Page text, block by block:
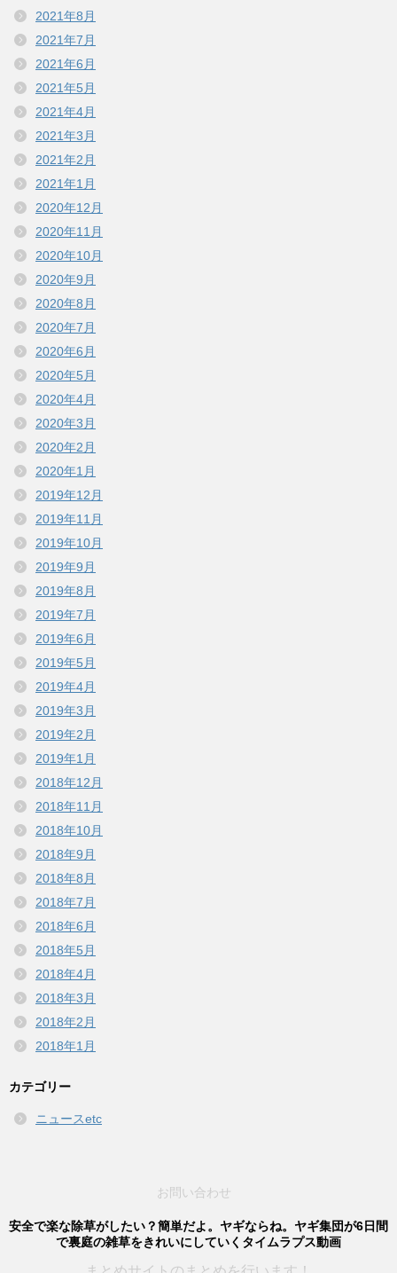
2021年8月
2021年7月
2021年6月
2021年5月
2021年4月
2021年3月
2021年2月
2021年1月
2020年12月
2020年11月
2020年10月
2020年9月
2020年8月
2020年7月
2020年6月
2020年5月
2020年4月
2020年3月
2020年2月
2020年1月
2019年12月
2019年11月
2019年10月
2019年9月
2019年8月
2019年7月
2019年6月
2019年5月
2019年4月
2019年3月
2019年2月
2019年1月
2018年12月
2018年11月
2018年10月
2018年9月
2018年8月
2018年7月
2018年6月
2018年5月
2018年4月
2018年3月
2018年2月
2018年1月
カテゴリー
ニュースetc
お問い合わせ
安全で楽な除草がしたい？簡単だよ。ヤギならね。ヤギ集団が6日間
で裏庭の雑草をきれいにしていくタイムラプス動画